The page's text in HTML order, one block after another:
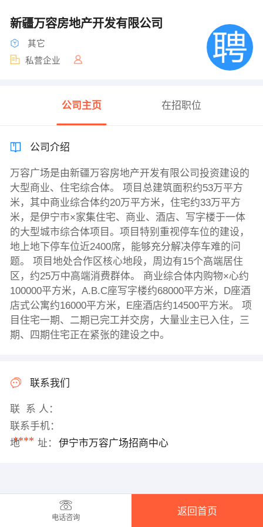
新疆万容房地产开发有限公司
其它
私营企业
公司主页 在招职位
公司介绍
万容广场是由新疆万容房地产开发有限公司投资建设的
大型商业、住宅综合体。 项目总建筑面积约53万平方
米，其中商业综合体约20万平方米，住宅约33万平方
米，是伊宁市×家集住宅、商业、酒店、写字楼于一体
的大型城市综合体项目。项目特别重视停车位的建设，
地上地下停车位近2400席，能够充分解决停车难的问
题。 项目地处合作区核心地段，周边有15个高端居住
区，约25万中高端消费群体。 商业综合体内购物×心约
100000平方米，A.B.C座写字楼约68000平方米，D座酒
店式公寓约16000平方米，E座酒店约14500平方米。 项
目住宅一期、二期已完工并交房，大量业主已入住，三
期、四期住宅正在紧张的建设之中。
联系我们
联 系 人：
联系手机：
****
地 址： 伊宁市万容广场招商中心
电话咨询
返回首页